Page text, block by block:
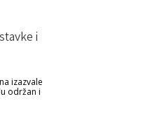
i
izazvale
održan i